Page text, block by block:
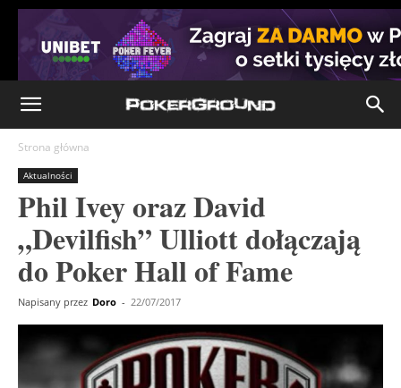
Strona główna
Aktualności
Phil Ivey oraz David
„Devilfish” Ulliott dołączają
do Poker Hall of Fame
Napisany przez Doro - 22/07/2017